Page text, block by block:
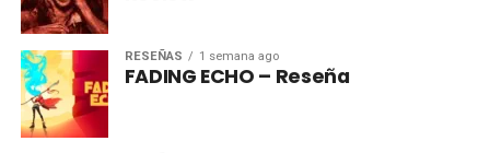
RESEÑAS 1 semana ago
FADING ECHO – Reseña